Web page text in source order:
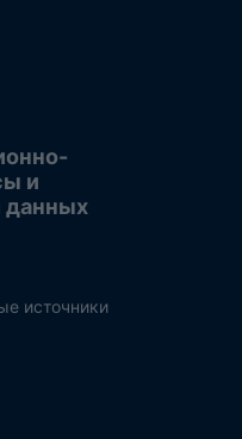
и
данных
источники